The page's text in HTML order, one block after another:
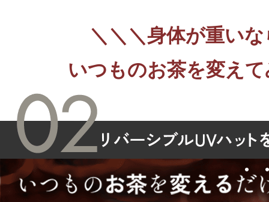
＼＼＼身体が重い
いつものお茶を変え